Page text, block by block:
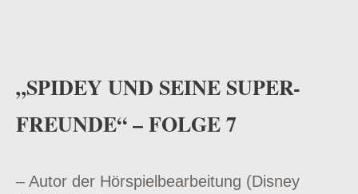
„SPIDEY UND SEINE SUPER-
FREUNDE“ – FOLGE 7
– Autor der Hörspielbearbeitung (Disney